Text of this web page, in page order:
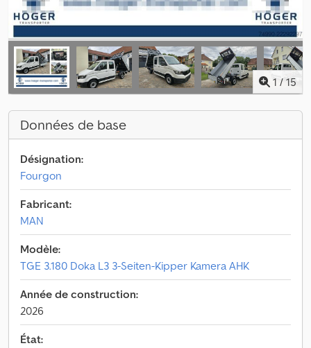
1 / 15
Données de base
Désignation:
Fourgon
Fabricant:
MAN
Modèle:
TGE 3.180 Doka L3 3-Seiten-Kipper Kamera AHK
Année de construction:
2026
État: